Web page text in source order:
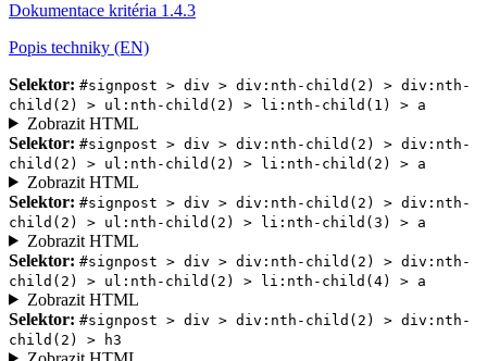
Dokumentace kritéria 1.4.3
Popis techniky (EN)
Selektor: #signpost > div > div:nth-child(2) > div:nth-
child(2) > ul:nth-child(2) > li:nth-child(1) > a
Zobrazit HTML
Selektor: #signpost > div > div:nth-child(2) > div:nth-
child(2) > ul:nth-child(2) > li:nth-child(2) > a
Zobrazit HTML
Selektor: #signpost > div > div:nth-child(2) > div:nth-
child(2) > ul:nth-child(2) > li:nth-child(3) > a
Zobrazit HTML
Selektor: #signpost > div > div:nth-child(2) > div:nth-
child(2) > ul:nth-child(2) > li:nth-child(4) > a
Zobrazit HTML
Selektor: #signpost > div > div:nth-child(2) > div:nth-
child(2) > h3